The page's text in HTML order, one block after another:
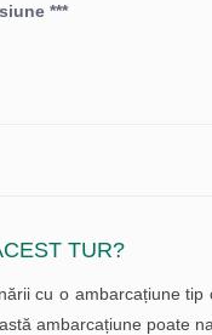
***
TUR?
cu o ambarcațiune
ambarcațiune poate